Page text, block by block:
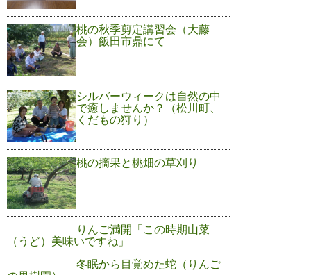
桃の秋季剪定講習会（大藤
会）飯田市鼎にて
シルバーウィークは自然の中
で癒しませんか？（松川町、
くだもの狩り）
桃の摘果と桃畑の草刈り
りんご満開「この時期山菜
（うど）美味いですね」
冬眠から目覚めた蛇（りんご